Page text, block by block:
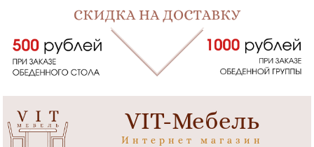
VIT-Мебель
Интернет магазин